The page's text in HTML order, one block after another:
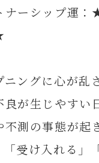
ナーシップ運
ングに心が乱
が生じやすい
測の事態が起
受け入れる」